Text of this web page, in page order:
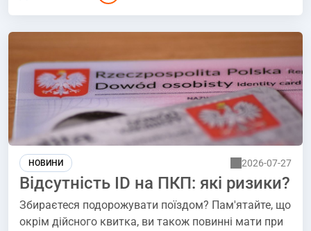
польськими коліями? Давайте дізнаємось ці
подробиці.
НОВИНИ 2026-07-27
Відсутність ID на ПКП: які ризики?
Збираєтеся подорожувати поїздом? Пам'ятайте, що
окрім дійсного квитка, ви також повинні мати при